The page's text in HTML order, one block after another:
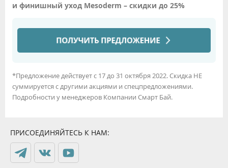
и финишный уход Mesoderm – скидки до 25%
*Предложение действует с 17 до 31 октября 2022. Скидка НЕ
суммируется с другими акциями и спецпредложениями.
Подробности у менеджеров Компании Смарт Бай.
ПРИСОЕДИНЯЙТЕСЬ К НАМ: